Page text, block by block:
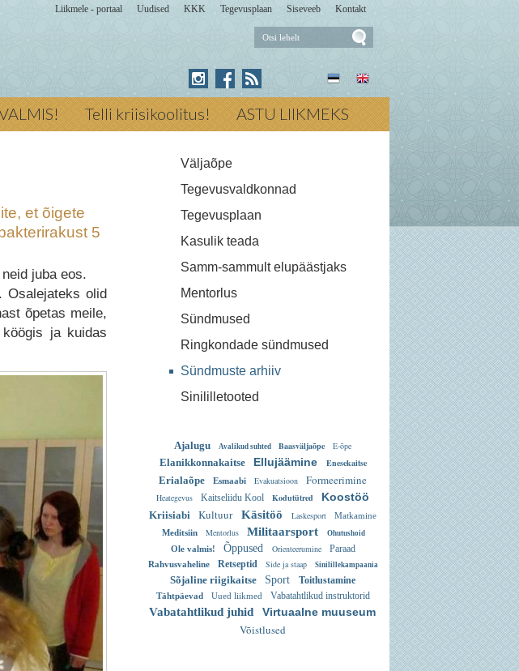
Liikmele - portaal Uudised KKK Tegevusplaan Siseveeb Kontakt
Telli kriisikoolitus! ASTU LIIKMEKS
Väljaõpe
Tegevusvaldkonnad
Tegevusplaan
Kasulik teada
Samm-sammult elupäästjaks
Mentorlus
Sündmused
Ringkondade sündmused
Sündmuste arhiiv
Sinililletooted
et õigete
5
juba eos.
Osalejateks olid
õpetas meile,
ja kuidas
Ajalugu Avalikud suhted Baasväljaõpe E-õpe
Elanikkonnakaitse Ellujäämine Enesekaitse
Erialaõpe Esmaabi Evakuatsioon Formeerimine
Heategevus Kaitseliidu Kool Kodutütred Koostöö
Kriisiabi Kultuur Käsitöö Laskesport
Matkamine
Meditsiin
Mentorlus Militaarsport Ohutushoid
Ole valmis! Õppused Orienteerumine Paraad
Rahvusvaheline Retseptid Side ja staap Sinilillekampaania
Sõjaline riigikaitse Sport Toitlustamine
Tähtpäevad Uued liikmed Vabatahtlikud instruktorid
Vabatahtlikud juhid Virtuaalne muuseum
Võistlused